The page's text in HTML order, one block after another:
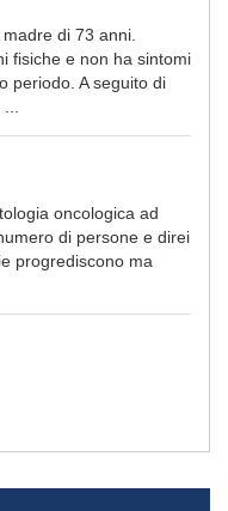
di 73 anni.
fisiche e non ha sintomi
periodo. A seguito di
oncologica ad
di persone e direi
progrediscono ma